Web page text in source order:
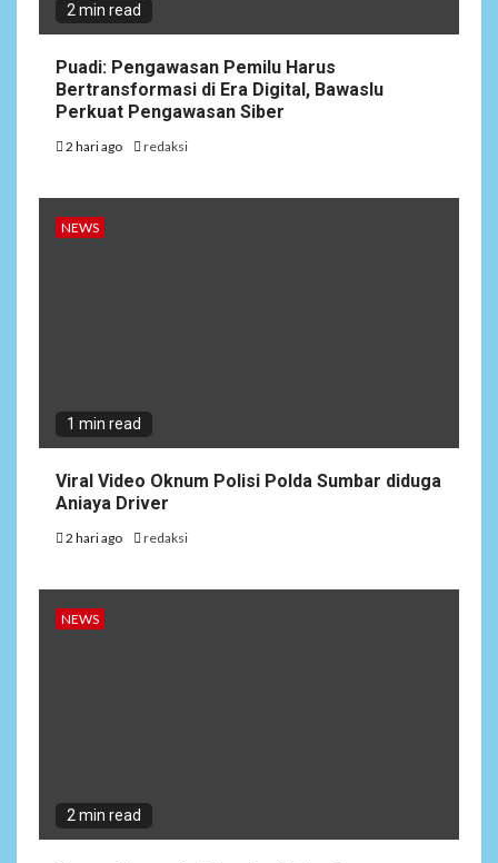
2 min read
Puadi: Pengawasan Pemilu Harus
Bertransformasi di Era Digital, Bawaslu
Perkuat Pengawasan Siber
2 hari ago redaksi
NEWS
1 min read
Viral Video Oknum Polisi Polda Sumbar diduga
Aniaya Driver
2 hari ago redaksi
NEWS
2 min read